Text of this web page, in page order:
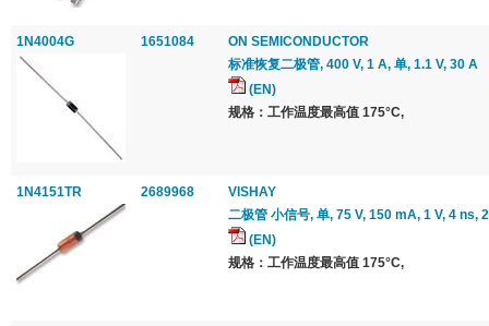
1N4004G 1651084
ON SEMICONDUCTOR
标准恢复二极管, 400 V, 1 A, 单, 1.1 V, 30 A
(EN)
规格：工作温度最高值 175°C,
1N4151TR 2689968
VISHAY
二极管 小信号, 单, 75 V, 150 mA, 1 V, 4 ns,
(EN)
规格：工作温度最高值 175°C,